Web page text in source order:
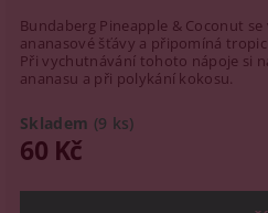
Bundaberg Pineapple & Coconut
ananasové šťávy a připomíná
Při vychutnávání tohoto nápoje si
ananasu a při polykání kokosu.
Skladem (9 ks)
60 Kč